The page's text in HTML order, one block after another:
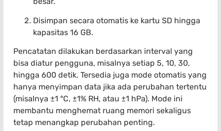
Disimpan secara otomatis ke kartu SD hingga
kapasitas 16 GB.
Pencatatan dilakukan berdasarkan interval yang
bisa diatur pengguna, misalnya setiap 5, 10, 30,
hingga 600 detik. Tersedia juga mode otomatis yang
hanya menyimpan data jika ada perubahan tertentu
(misalnya ±1 °C, ±1% RH, atau ±1 hPa). Mode ini
membantu menghemat ruang memori sekaligus
tetap menangkap perubahan penting.